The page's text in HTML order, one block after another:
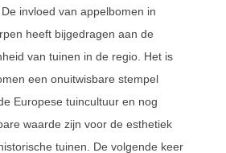
invloed van appelbomen in
heeft bijgedragen aan de
van tuinen in de regio. Het is
een onuitwisbare stempel
Europese tuincultuur en nog
waarde zijn voor de esthetiek
tuinen. De volgende keer